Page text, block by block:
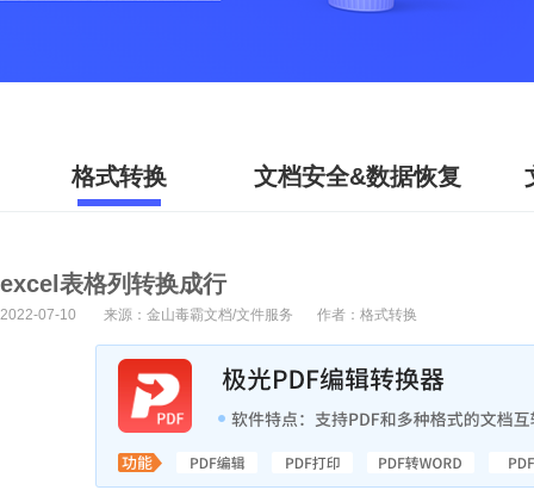
格式转换 文档安全&数据恢复
excel表格列转换成行
2022-07-10 来源：金山毒霸文档/文件服务 作者：格式转换